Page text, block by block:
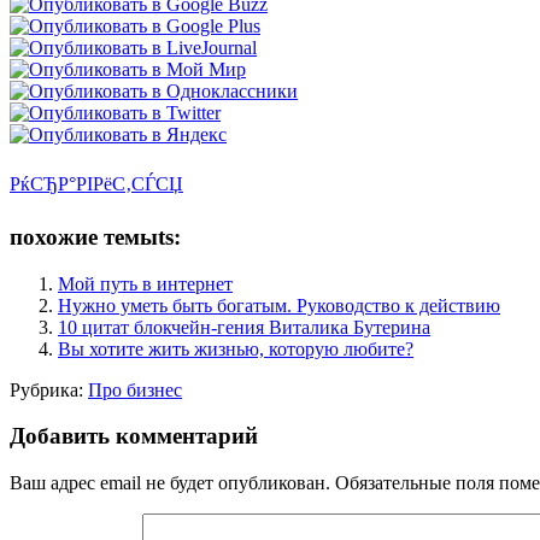
РќСЂР°РІРёС‚СЃСЏ
похожие темыts:
Мой путь в интернет
Нужно уметь быть богатым. Руководство к действию
10 цитат блокчейн-гения Виталика Бутерина
Вы хотите жить жизнью, которую любите?
Рубрика: Про бизнес
Добавить комментарий
Ваш адрес email не будет опубликован. Обязательные поля